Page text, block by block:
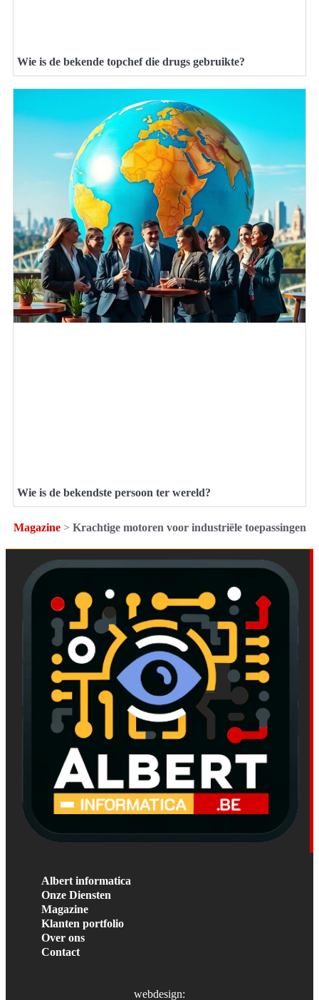
Wie is de bekende topchef die drugs gebruikte?
Wie is de bekendste persoon ter wereld?
Magazine> Krachtige motoren voor industriële toepassingen
Albert informatica
Onze Diensten
Magazine
Klanten portfolio
Over ons
Contact
webdesign: